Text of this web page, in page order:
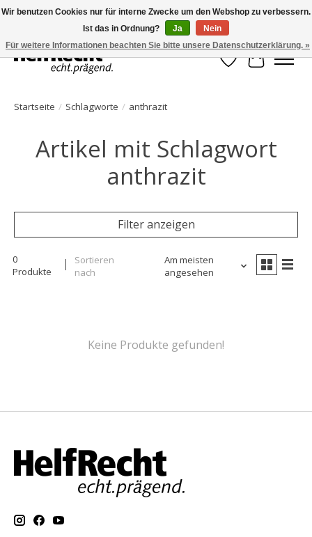
HelfRecht-Planer | Jahresaktualisierungen | Zubehör
Wunschzettel
Ihr
Startseite / Schlagworte / anthrazit
Artikel mit Schlagwort
anthrazit
Filter anzeigen
0
Produkte
Sortieren
nach
Am meisten
angesehen
Keine Produkte gefunden!
Wir benutzen Cookies nur für interne Zwecke um den Webshop zu verbessern.
Ist das in Ordnung?
Ja
Nein
Für weitere Informationen beachten Sie bitte unsere Datenschutzerklärung. »